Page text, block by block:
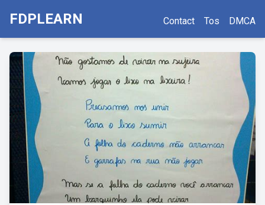
FDPLEARN Contact Tos DMCA